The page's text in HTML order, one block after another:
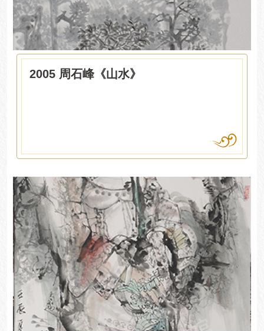
2005 周石峰《山水》